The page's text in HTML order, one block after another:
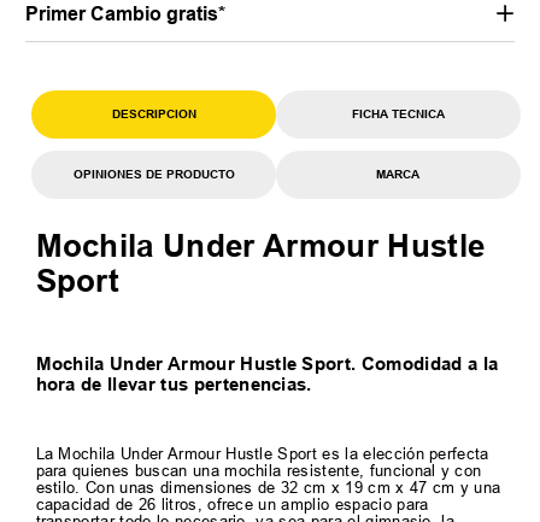
Primer Cambio gratis*
DESCRIPCION FICHA TECNICA
OPINIONES DE PRODUCTO MARCA
Mochila Under Armour Hustle
Sport
Mochila Under Armour Hustle Sport. Comodidad a la
hora de llevar tus pertenencias.
La Mochila Under Armour Hustle Sport es la elección perfecta
para quienes buscan una mochila resistente, funcional y con
estilo. Con unas dimensiones de 32 cm x 19 cm x 47 cm y una
capacidad de 26 litros, ofrece un amplio espacio para